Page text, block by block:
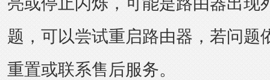
题，可以尝试重启路由器，若问题
重置或联系售后服务。